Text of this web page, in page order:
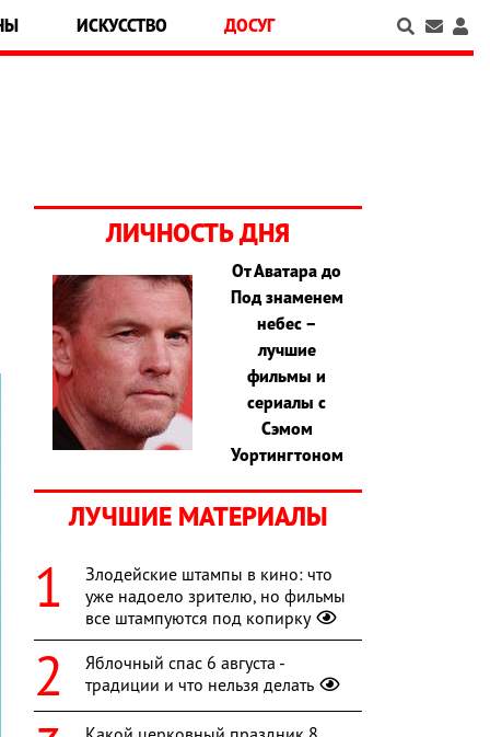
ИСКУССТВО ДОСУГ
ЛИЧНОСТЬ ДНЯ
От Аватара до
Под знаменем
небес –
лучшие
фильмы и
сериалы с
Сэмом
Уортингтоном
ЛУЧШИЕ МАТЕРИАЛЫ
Злодейские штампы в кино: что
уже надоело зрителю, но фильмы
все штампуются под копирку
Яблочный спас 6 августа -
традиции и что нельзя делать